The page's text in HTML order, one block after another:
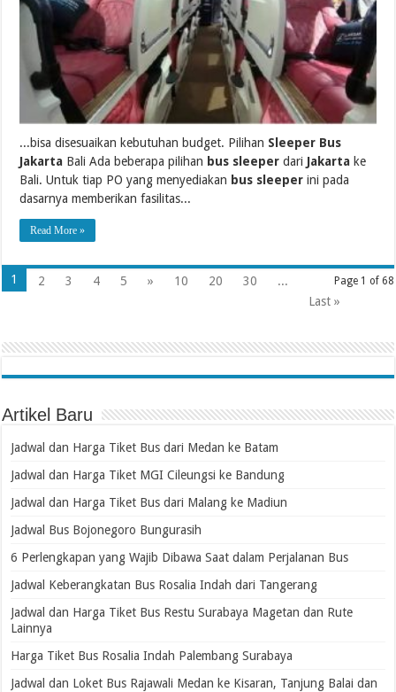
...bisa disesuaikan kebutuhan budget. Pilihan Sleeper Bus
Jakarta Bali Ada beberapa pilihan bus sleeper dari Jakarta ke
Bali. Untuk tiap PO yang menyediakan bus sleeper ini pada
dasarnya memberikan fasilitas...
Read More »
Page 1 of 68
1 2 3 4 5 » 10 20 30
...
Last »
Artikel Baru
Jadwal dan Harga Tiket Bus dari Medan ke Batam
Jadwal dan Harga Tiket MGI Cileungsi ke Bandung
Jadwal dan Harga Tiket Bus dari Malang ke Madiun
Jadwal Bus Bojonegoro Bungurasih
6 Perlengkapan yang Wajib Dibawa Saat dalam Perjalanan Bus
Jadwal Keberangkatan Bus Rosalia Indah dari Tangerang
Jadwal dan Harga Tiket Bus Restu Surabaya Magetan dan Rute
Lainnya
Harga Tiket Bus Rosalia Indah Palembang Surabaya
Jadwal dan Loket Bus Rajawali Medan ke Kisaran, Tanjung Balai dan